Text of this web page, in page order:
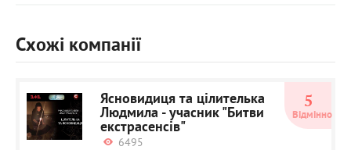
Схожі компанії
Ясновидиця та цілителька
Людмила - учасник "Битви
екстрасенсів"
6495
5
Відмінно